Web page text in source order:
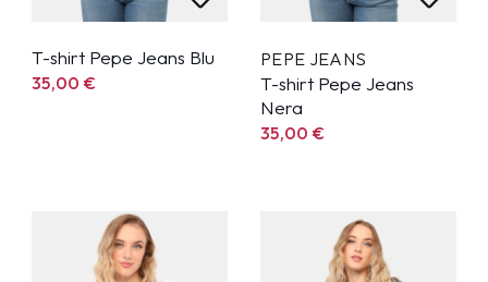
T-shirt Pepe Jeans Blu
35,00€
PEPE JEANS
T-shirt Pepe Jeans
Nera
35,00€